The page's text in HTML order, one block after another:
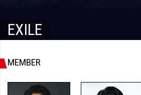
EXILE
MEMBER